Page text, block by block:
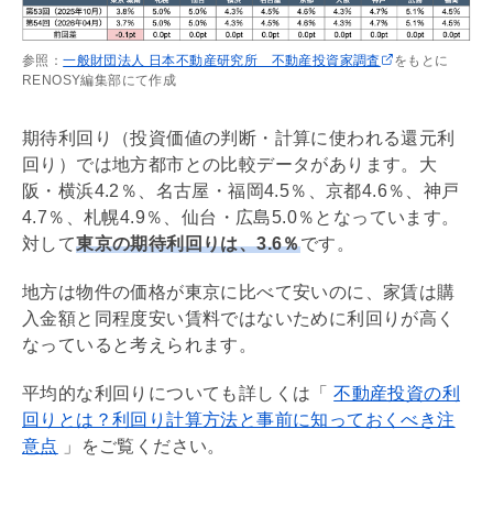
参照：一般財団法人 日本不動産研究所 不動産投資家調査
をもとに
RENOSY編集部にて作成
期待利回り （投資価値の判断・計算に使われる還元利
回り ）では地方都市との比較データがあります。大
阪・横浜4.2％、名古屋・福岡4.5％、京都4.6％、神戸
4.7％、札幌4.9％、仙台・広島5.0％となっています。
対して東京の期待利回りは、3.6％です。
地方は物件の価格が東京に比べて安いのに、家賃は購
入金額と同程度安い賃料ではないために利回り が高く
なっていると考えられます。
平均的な利回り についても詳しくは「不動産投資の利
回りとは？利回り計算方法と事前に知っておくべき注
意点
」をご覧ください。